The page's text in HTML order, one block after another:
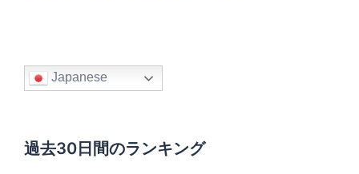
Japanese
過去30日間のランキング